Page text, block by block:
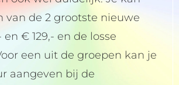
van de 2 grootste nieuwe
en € 129,- en de losse
een uit de groepen kan je
aangeven bij de